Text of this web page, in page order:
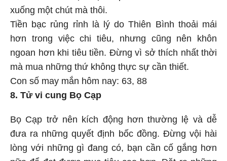
xuống một chút mà thôi.
Tiền bạc rủng rỉnh là lý do Thiên Bình thoải mái
hơn trong việc chi tiêu, nhưng cũng nên khôn
ngoan hơn khi tiêu tiền. Đừng vì sở thích nhất thời
mà mua những thứ không thực sự cần thiết.
Con số may mắn hôm nay: 63, 88
8. Tử vi cung Bọ Cạp
Bọ Cạp trở nên kích động hơn thường lệ và dễ
đưa ra những quyết định bốc đồng. Đừng vội hài
lòng với những gì đang có, bạn cần cố gắng hơn